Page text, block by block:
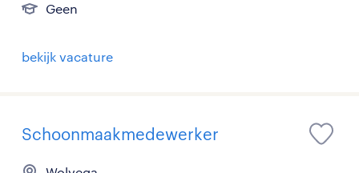
Geen
bekijk vacature
Schoonmaakmedewerker